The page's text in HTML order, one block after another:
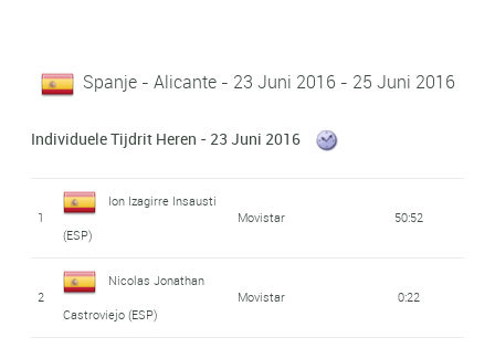
Spanje - Alicante - 23 Juni 2016 - 25 Juni 2016
Individuele Tijdrit Heren - 23 Juni 2016
1
Ion Izagirre Insausti
(ESP)
Movistar 50:52
2
Nicolas Jonathan
Castroviejo (ESP)
Movistar 0:22